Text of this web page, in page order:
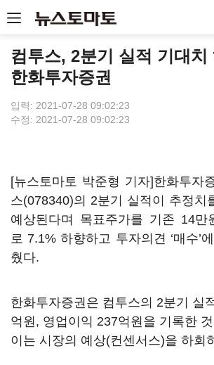
컴투스, 2분기 실적 기대
한화투자증권
입력: 2021-07-28 09:02:23
수정: 2021-07-28 09:02:23
[뉴스토마토 박준형 기자]한화투자
스(078340)의 2분기 실적이 추정치
예상된다며 목표주가를 기존 14만
로 7.1% 하향하고 투자의견 ‘매수’
췄다.
한화투자증권은 컴투스의 2분기 실
억원, 영업이익 237억원을 기록한
이는 시장의 예상(컨센서스)을 하회